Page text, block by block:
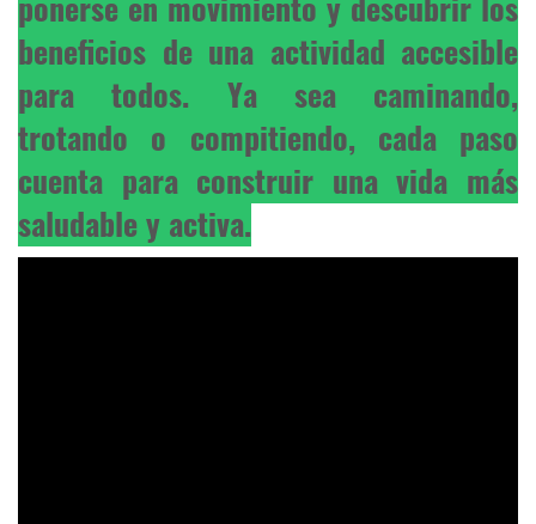
beneficios de una actividad accesible
para todos. Ya sea caminando,
trotando o compitiendo, cada paso
cuenta para construir una vida más
saludable y activa.